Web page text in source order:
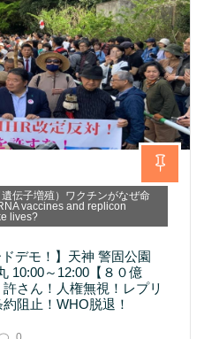
伝子増殖）ワクチンがなぜ命
vaccines and replicon
lives?
デモ！】天神 警固公園
10:00～12:00【８０億
さん！人権無視！レプリ
阻止！WHO脱退！